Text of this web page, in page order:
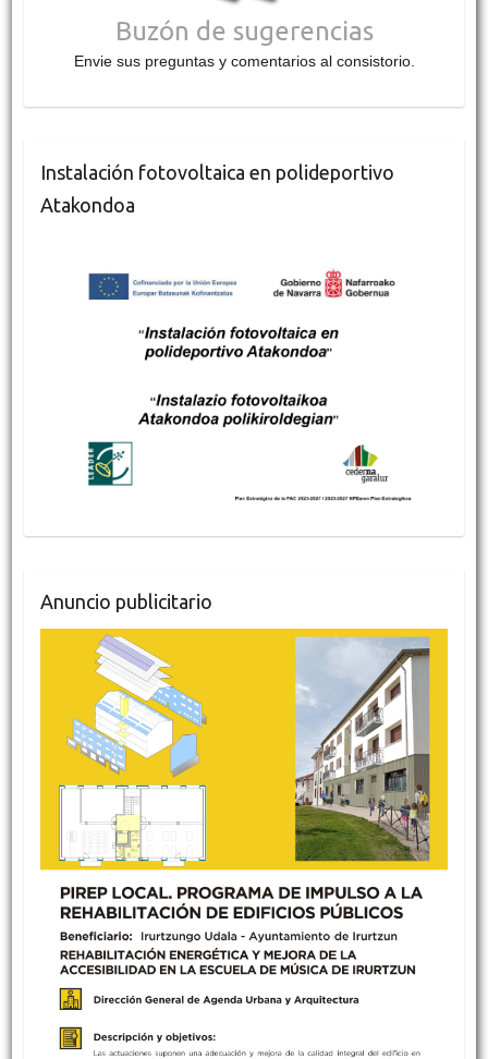
Buzón de sugerencias
Envie sus preguntas y comentarios al consistorio.
Instalación fotovoltaica en polideportivo
Atakondoa
Anuncio publicitario